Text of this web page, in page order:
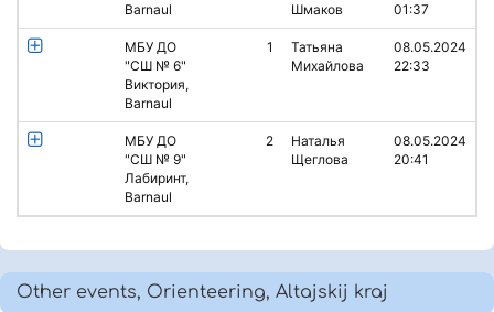
Barnaul
Шмаков
01:37
МБУ ДО
"СШ № 6"
Виктория,
Barnaul
1
Татьяна
Михайлова
08.05.2024
22:33
МБУ ДО
"СШ № 9"
Лабиринт,
Barnaul
2
Наталья
Щеглова
08.05.2024
20:41
Other events, Orienteering, Altajskij kraj